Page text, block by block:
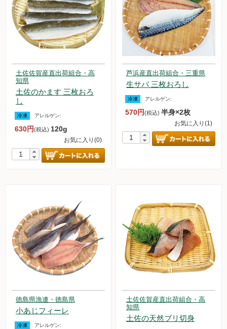
土佐佐賀産直出荷組合・高
知県
土佐のかます 三枚おろ
し
冷凍 アレルゲン:
630円(税込) 120g
お気に入り(0)
芦浜産直出荷組合・三重県
生サバ 三枚おろし
冷凍 アレルゲン:
570円(税込)半身×2枚
お気に入り(1)
徳島県漁連・徳島県
小あじフィーレ
冷凍 アレルゲン:
土佐佐賀産直出荷組合・高
知県
土佐の天然ブリ切身